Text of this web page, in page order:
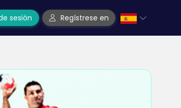
sesión Regístrese en